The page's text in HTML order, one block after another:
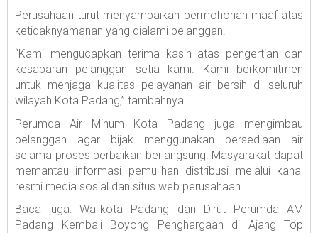
Perusahaan turut menyampaikan permohonan maaf atas
ketidaknyamanan yang dialami pelanggan.
“Kami mengucapkan terima kasih atas pengertian dan
kesabaran pelanggan setia kami. Kami berkomitmen
untuk menjaga kualitas pelayanan air bersih di seluruh
wilayah Kota Padang,” tambahnya.
Perumda Air Minum Kota Padang juga mengimbau
pelanggan agar bijak menggunakan persediaan air
selama proses perbaikan berlangsung. Masyarakat dapat
memantau informasi pemulihan distribusi melalui kanal
resmi media sosial dan situs web perusahaan.
Baca juga: Walikota Padang dan Dirut Perumda AM
Padang Kembali Boyong Penghargaan di Ajang Top